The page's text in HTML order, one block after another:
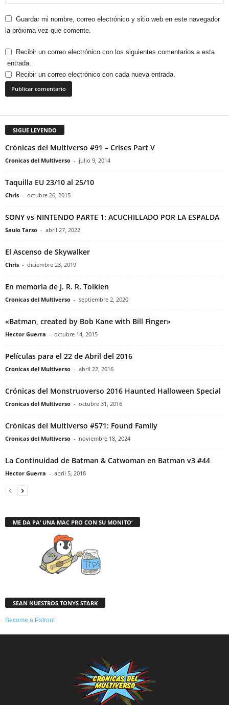
Guardar mi nombre, correo electrónico y sitio web en este navegador
la próxima vez que comente.
Recibir un correo electrónico con los siguientes comentarios a esta
entrada.
Recibir un correo electrónico con cada nueva entrada.
SIGUE LEYENDO
Crónicas del Multiverso #91 – Crises Part V
Cronicas del Multiverso - julio 9, 2014
Taquilla EU 23/10 al 25/10
Chris - octubre 26, 2015
SONY vs NINTENDO PARTE 1: ACUCHILLADO POR LA ESPALDA
Saulo Tarso - abril 27, 2022
El Ascenso de Skywalker
Chris - diciembre 23, 2019
En memoria de J. R. R. Tolkien
Cronicas del Multiverso - septiembre 2, 2020
«Batman, created by Bob Kane with Bill Finger»
Hector Guerra - octubre 14, 2015
Películas para el 22 de Abril del 2016
Cronicas del Multiverso - abril 22, 2016
Crónicas del Monstruoverso 2016 Haunted Halloween Special
Cronicas del Multiverso - octubre 31, 2016
Crónicas del Multiverso #571: Found Family
Cronicas del Multiverso - noviembre 18, 2024
La Continuidad de Batman & Catwoman en Batman v3 #44
Hector Guerra - abril 5, 2018
ME DA PA’ UNA MAC PRO CON SU MONITO’
SEAN NUESTROS TONYS STARK
Become a Patron!